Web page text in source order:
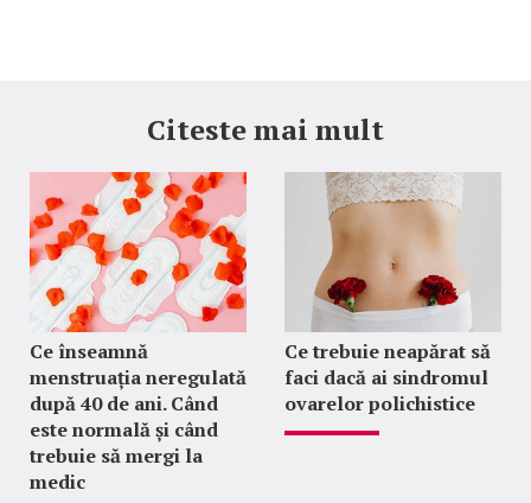
Citeste mai mult
Ce înseamnă
menstruația neregulată
după 40 de ani. Când
este normală și când
trebuie să mergi la
medic
Ce trebuie neapărat să
faci dacă ai sindromul
ovarelor polichistice